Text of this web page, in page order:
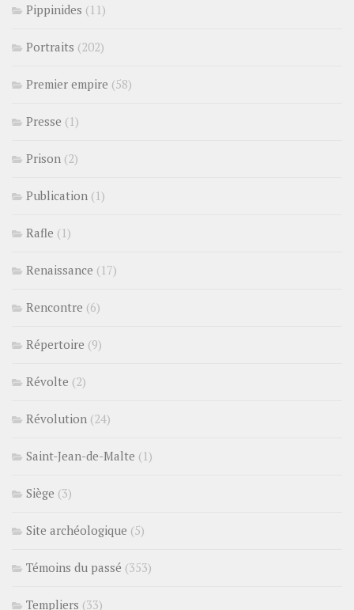
Pippinides (11)
Portraits (202)
Premier empire (58)
Presse (1)
Prison (2)
Publication (1)
Rafle (1)
Renaissance (17)
Rencontre (6)
Répertoire (9)
Révolte (2)
Révolution (24)
Saint-Jean-de-Malte (1)
Siège (3)
Site archéologique (5)
Témoins du passé (353)
Templiers (33)